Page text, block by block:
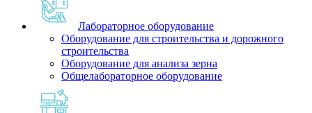
Лабораторное оборудование
Оборудование для строительства и дорожного
строительства
Оборудование для анализа зерна
Общелабораторное оборудование